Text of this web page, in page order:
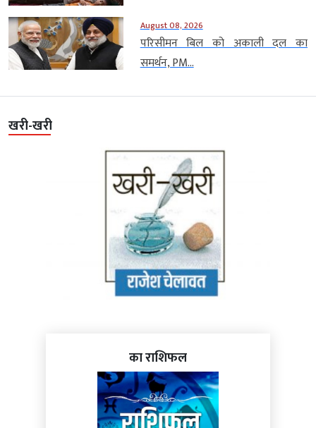
August 08, 2026
परिसीमन बिल को अकाली दल का
समर्थन, PM...
खरी-खरी
का राशिफल